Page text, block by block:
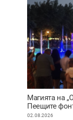
Магията на
Пеещите
историята на
02.08.2026